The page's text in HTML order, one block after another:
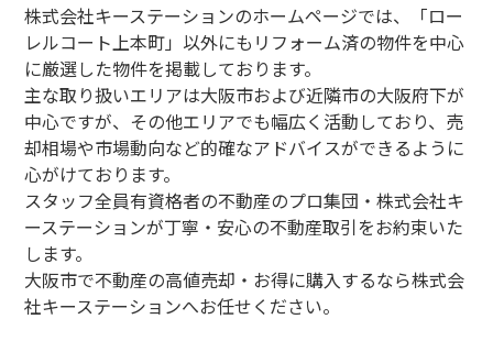
株式会社キーステーションのホームページでは、「ロー
レルコート上本町」以外にもリフォーム済の物件を中心
に厳選した物件を掲載しております。
主な取り扱いエリアは大阪市および近隣市の大阪府下が
中心ですが、その他エリアでも幅広く活動しており、売
却相場や市場動向など的確なアドバイスができるように
心がけております。
スタッフ全員有資格者の不動産のプロ集団・株式会社キ
ーステーションが丁寧・安心の不動産取引をお約束いた
します。
大阪市で不動産の高値売却・お得に購入するなら株式会
社キーステーションへお任せください。